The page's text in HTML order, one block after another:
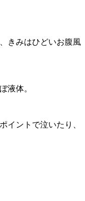
きみはひどいお腹風
液体。
イントで泣いたり、